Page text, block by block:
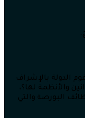
الدولة بالإشراف
والأنظمة لها؟،
البورصة والتي